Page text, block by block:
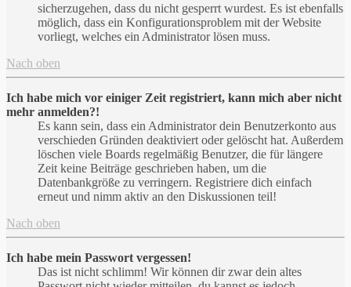
sicherzugehen, dass du nicht gesperrt wurdest. Es ist ebenfalls
möglich, dass ein Konfigurationsproblem mit der Website
vorliegt, welches ein Administrator lösen muss.
Nach oben
Ich habe mich vor einiger Zeit registriert, kann mich aber nicht
mehr anmelden?!
Es kann sein, dass ein Administrator dein Benutzerkonto aus
verschieden Gründen deaktiviert oder gelöscht hat. Außerdem
löschen viele Boards regelmäßig Benutzer, die für längere
Zeit keine Beiträge geschrieben haben, um die
Datenbankgröße zu verringern. Registriere dich einfach
erneut und nimm aktiv an den Diskussionen teil!
Nach oben
Ich habe mein Passwort vergessen!
Das ist nicht schlimm! Wir können dir zwar dein altes